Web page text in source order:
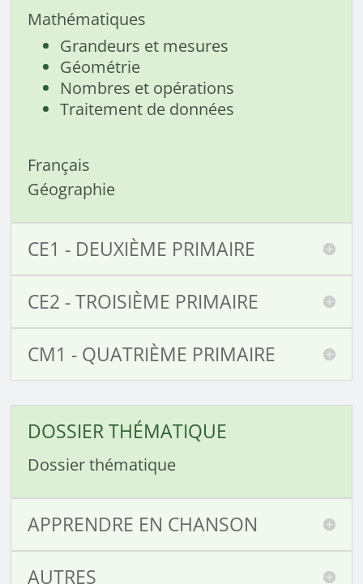
Mathématiques
Grandeurs et mesures
Géométrie
Nombres et opérations
Traitement de données
Français
Géographie
CE1 - DEUXIÈME PRIMAIRE
CE2 - TROISIÈME PRIMAIRE
CM1 - QUATRIÈME PRIMAIRE
DOSSIER THÉMATIQUE
Dossier thématique
APPRENDRE EN CHANSON
AUTRES